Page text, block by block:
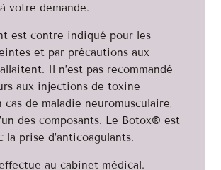
votre demande.
est contre indiqué pour les
et par précautions aux
Il n’est pas recommandé
aux injections de toxine
de maladie neuromusculaire,
des composants. Le Botox® est
la prise d’anticoagulants.
au cabinet médical.